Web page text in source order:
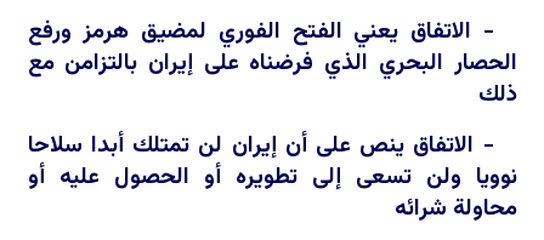
- الاتفاق يعني الفتح الفوري لمضيق هرمز ورفع
الحصار البحري الذي فرضناه على إيران بالتزامن مع
ذلك
- الاتفاق ينص على أن إيران لن تمتلك أبدا سلاحا
نوويا ولن تسعى إلى تطويره أو الحصول عليه أو
محاولة شرائه